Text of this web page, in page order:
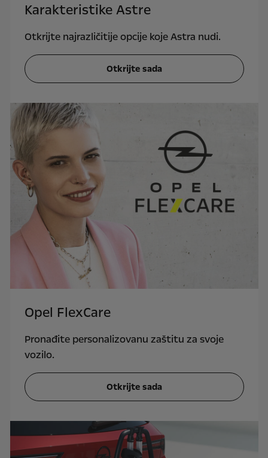
Karakteristike Astre
Otkrijte najrazličitije opcije koje Astra nudi.
Otkrijte sada
Opel FlexCare
Pronađite personalizovanu zaštitu za svoje
vozilo.
Otkrijte sada